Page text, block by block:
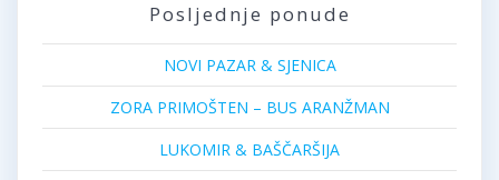
Posljednje ponude
NOVI PAZAR & SJENICA
ZORA PRIMOŠTEN – BUS ARANŽMAN
LUKOMIR & BAŠČARŠIJA